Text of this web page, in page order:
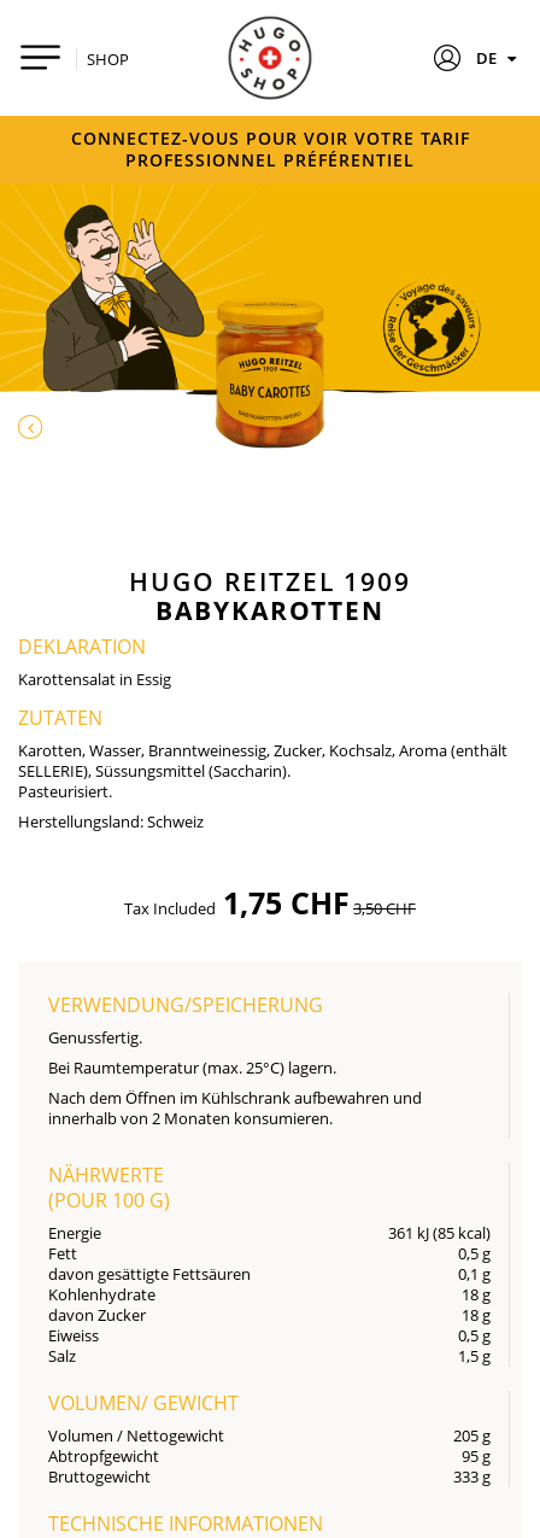
SHOP DE
CONNECTEZ-VOUS POUR VOIR VOTRE TARIF
PROFESSIONNEL PRÉFÉRENTIEL
HUGO REITZEL 1909
BABYKAROTTEN
DEKLARATION
Karottensalat in Essig
ZUTATEN
Karotten, Wasser, Branntweinessig, Zucker, Kochsalz, Aroma (enthält
SELLERIE), Süssungsmittel (Saccharin).
Pasteurisiert.
Herstellungsland:Schweiz
Tax Included 1,75 CHF 3,50 CHF
VERWENDUNG/SPEICHERUNG
Genussfertig.
Bei Raumtemperatur (max. 25°C) lagern.
Nach dem Öffnen im Kühlschrank aufbewahren und
innerhalb von 2 Monaten konsumieren.
NÄHRWERTE
(POUR 100 G)
Energie
361 kJ (85 kcal)
Fett
0,5 g
davon gesättigte Fettsäuren
0,1 g
Kohlenhydrate
18 g
davon Zucker
18 g
Eiweiss
0,5 g
Salz
1,5 g
VOLUMEN/ GEWICHT
Volumen / Nettogewicht
205 g
Abtropfgewicht
95 g
Bruttogewicht
333 g
TECHNISCHE INFORMATIONEN